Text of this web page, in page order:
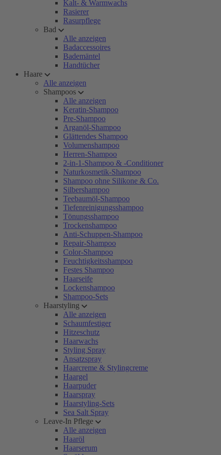
Kalt- & Warmwachs
Rasierer
Rasurpflege
Bad
Alle anzeigen
Badaccessoires
Bademäntel
Handtücher
Haare
Alle anzeigen
Shampoos
Alle anzeigen
Keratin-Shampoo
Pre-Shampoo
Arganöl-Shampoo
Glättendes Shampoo
Volumenshampoo
Herren-Shampoo
2-in-1-Shampoo & -Conditioner
Naturkosmetik-Shampoo
Shampoo ohne Silikone & Co.
Silbershampoo
Teebaumöl-Shampoo
Tiefenreinigungsshampoo
Tönungsshampoo
Trockenshampoo
Anti-Schuppen-Shampoo
Repair-Shampoo
Color-Shampoo
Feuchtigkeitsshampoo
Festes Shampoo
Haarseife
Lockenshampoo
Shampoo-Sets
Haarstyling
Alle anzeigen
Schaumfestiger
Hitzeschutz
Haarwachs
Styling Spray
Ansatzspray
Haarcreme & Stylingcreme
Haargel
Haarpuder
Haarspray
Haarstyling-Sets
Sea Salt Spray
Leave-In Pflege
Alle anzeigen
Haaröl
Haarserum